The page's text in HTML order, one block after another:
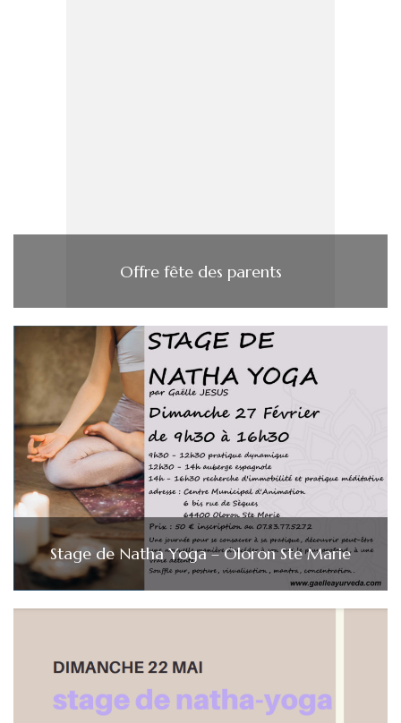
Offre fête des parents
Stage de Natha Yoga – Oloron Ste Marie